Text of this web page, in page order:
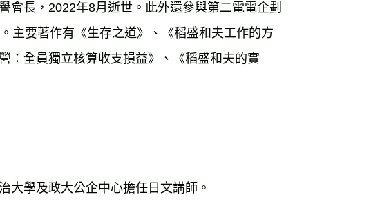
會長，2022年8月逝世。此外還參與第二電電企劃
主要著作有《生存之道》、《稻盛和夫工作的方
：全員獨立核算收支損益》、《稻盛和夫的實
大學及政大公企中心擔任日文講師。